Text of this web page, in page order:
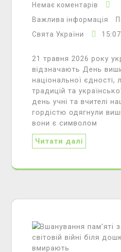
Немає коментарів
Важлива інформація
Свята України
15:07
21 травня 2026 року
відзначають День
національної єдності,
традицій та
день учні та вчителі
гордістю одягнули
вони є символом
Читати далі